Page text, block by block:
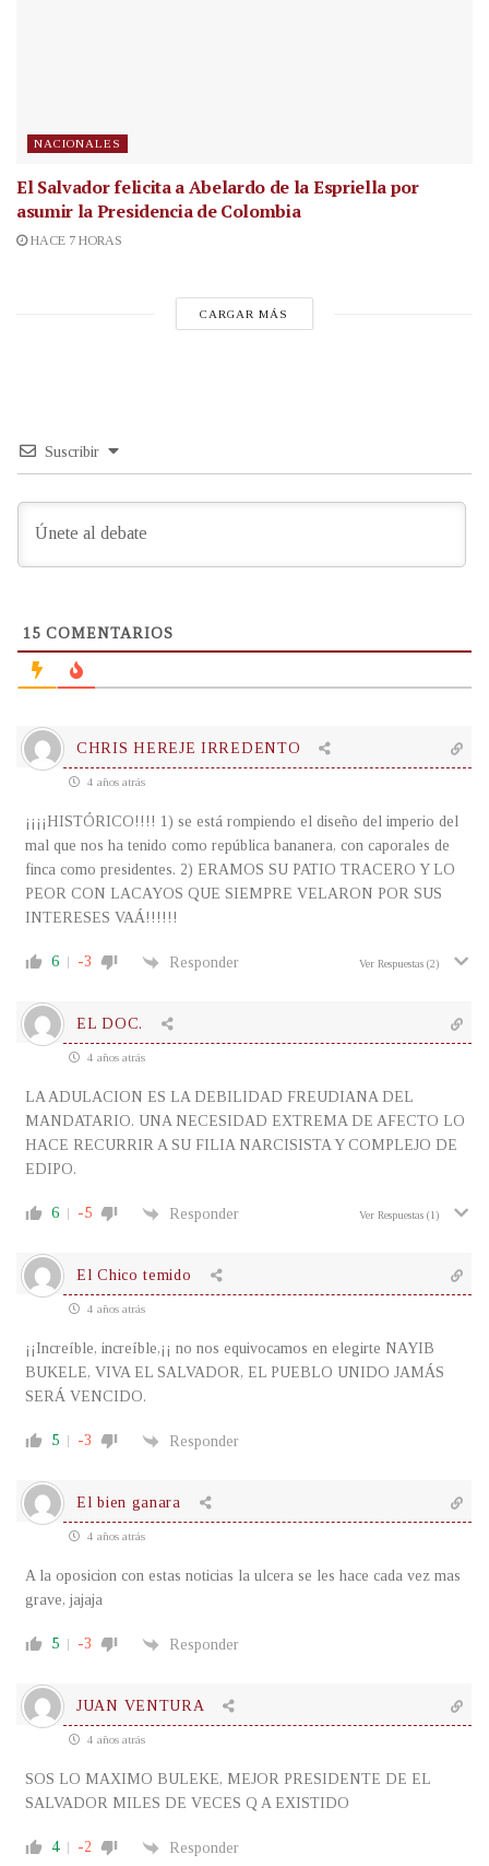
NACIONALES
El Salvador felicita a Abelardo de la Espriella por
asumir la Presidencia de Colombia
HACE 7 HORAS
CARGAR MÁS
Suscribir
15 COMENTARIOS
CHRIS HEREJE IRREDENTO
4 años atrás
¡¡¡¡HISTÓRICO!!!! 1) se está rompiendo el diseño del imperio del
mal que nos ha tenido como república bananera, con caporales de
finca como presidentes. 2) ERAMOS SU PATIO TRACERO Y LO
PEOR CON LACAYOS QUE SIEMPRE VELARON POR SUS
INTERESES VAÁ!!!!!!
6 -3 Responder Ver Respuestas (2)
EL DOC.
4 años atrás
LA ADULACION ES LA DEBILIDAD FREUDIANA DEL
MANDATARIO. UNA NECESIDAD EXTREMA DE AFECTO LO
HACE RECURRIR A SU FILIA NARCISISTA Y COMPLEJO DE
EDIPO.
6 -5 Responder Ver Respuestas (1)
El Chico temido
4 años atrás
¡¡Increíble, increíble,¡¡ no nos equivocamos en elegirte NAYIB
BUKELE, VIVA EL SALVADOR, EL PUEBLO UNIDO JAMÁS
SERÁ VENCIDO.
5 -3 Responder
El bien ganara
4 años atrás
A la oposicion con estas noticias la ulcera se les hace cada vez mas
grave, jajaja
5 -3 Responder
JUAN VENTURA
4 años atrás
SOS LO MAXIMO BULEKE, MEJOR PRESIDENTE DE EL
SALVADOR MILES DE VECES Q A EXISTIDO
4 -2 Responder